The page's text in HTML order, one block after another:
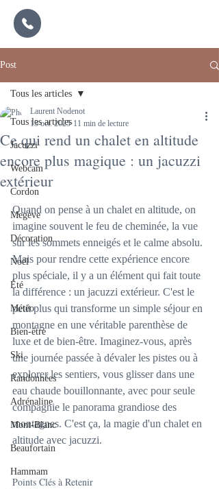
Post
Tous les articles
Jacuzzi
Webcam
Cordon
Megève
Décoration
Noël
Été
Météo
Bien-être
Ski
Randonnées
Adrénaline
Mont-Blanc
Beaufortain
Hammam
Tous les articles
Ce qui rend un chalet en altitude
encore plus magique : un jacuzzi
extérieur
Laurent Nodenot
13 oct. 2025 11 min de lecture
Quand on pense à un chalet en altitude, on
imagine souvent le feu de cheminée, la vue
sur les sommets enneigés et le calme absolu.
Mais pour rendre cette expérience encore
plus spéciale, il y a un élément qui fait toute
la différence : un jacuzzi extérieur. C'est le
petit plus qui transforme un simple séjour en
montagne en une véritable parenthèse de
luxe et de bien-être. Imaginez-vous, après
une journée passée à dévaler les pistes ou à
explorer les sentiers, vous glisser dans une
eau chaude bouillonnante, avec pour seule
compagnie le panorama grandiose des
montagnes. C'est ça, la magie d'un chalet en
altitude avec jacuzzi.
Points Clés à Retenir